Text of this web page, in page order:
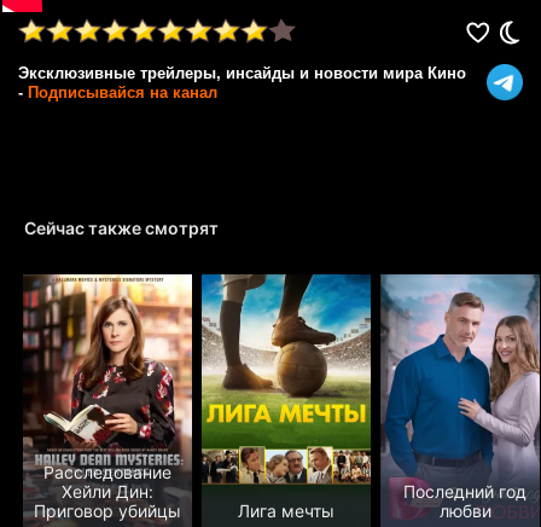
Эксклюзивные трейлеры, инсайды и новости мира Кино
- Подписывайся на канал
Сейчас также смотрят
Расследование
Хейли Дин:
Приговор убийцы
Лига мечты
Последний год
любви